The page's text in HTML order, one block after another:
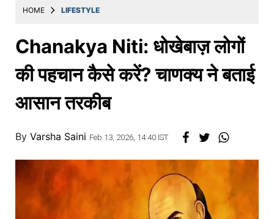
मराठी
मनोरंजन
स्पोर्ट्स
बिझनेस
ट्रॅव्हल
HOME LIFESTYLE
Chanakya Niti: धोखेबाज़ लोगों
की पहचान कैसे करें? चाणक्य ने बताई
आसान तरकीब
By Varsha Saini Feb 13, 2026, 14:40 IST